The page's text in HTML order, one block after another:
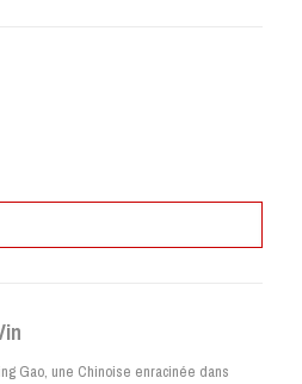
Gao, une Chinoise enracinée dans